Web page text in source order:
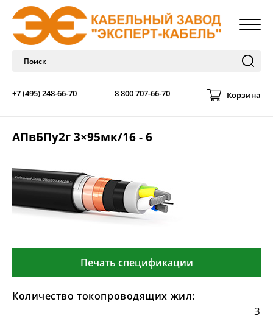
+7 (495) 248-66-70 8 800 707-66-70 Корзина
АПвБПу2г 3×95мк/16 - 6
Печать спецификации
Количество токопроводящих жил:
3